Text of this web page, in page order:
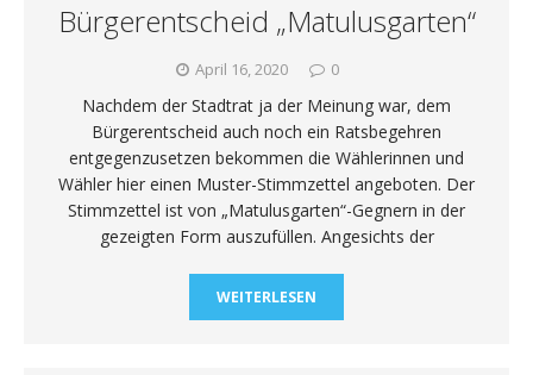
Bürgerentscheid „Matulusgarten“
April 16, 2020 0
Nachdem der Stadtrat ja der Meinung war, dem
Bürgerentscheid auch noch ein Ratsbegehren
entgegenzusetzen bekommen die Wählerinnen und
Wähler hier einen Muster-Stimmzettel angeboten. Der
Stimmzettel ist von „Matulusgarten“-Gegnern in der
gezeigten Form auszufüllen. Angesichts der
WEITERLESEN